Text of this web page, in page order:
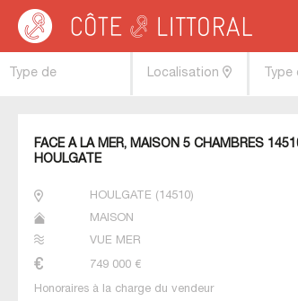
Côte & Littoral > immobilier vue mer>NORMANDIE
FACE À LA MER, MAISON 5 CHAMBRES
HOULGATE
HOULGATE (14510)
MAISON
VUE MER
749 000 €
Honoraires à la charge du vendeur
Type de
Localisation